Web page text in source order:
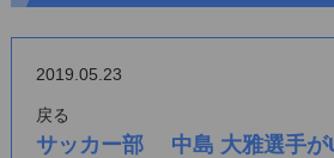
2019.05.23
戻る
サッカー部 中島 大雅選手が